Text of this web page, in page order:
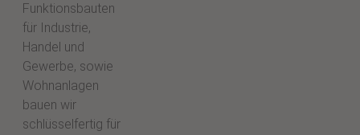
Funktionsbauten
für Industrie,
Handel und
Gewerbe, sowie
Wohnanlagen
bauen wir
schlüsselfertig für